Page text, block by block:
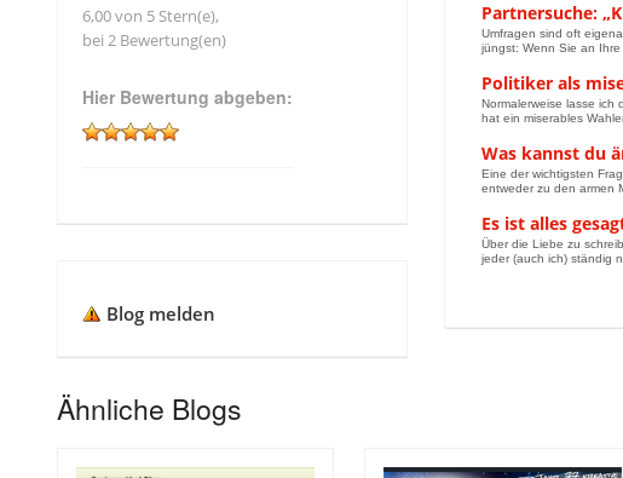
Partnersuche:
Umfragen sind oft
jüngst: Wenn Sie an Ihre
Politiker als
Normalerweise lasse ich
hat ein miserables
Was kannst du
Eine der wichtigsten
entweder zu den armen
Es ist alles
Über die Liebe zu
jeder (auch ich) ständig
6,00 von 5 Stern(e),
bei 2 Bewertung(en)
Hier Bewertung abgeben:
Blog melden
Ähnliche Blogs